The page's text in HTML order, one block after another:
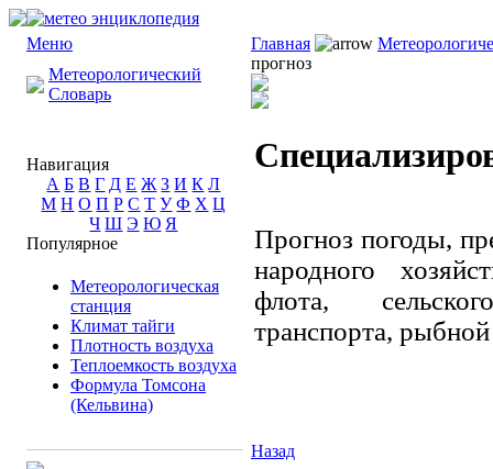
Меню
Метеорологический
Словарь
Навигация
А Б В Г Д Е Ж З И К Л
М Н О П Р С Т У Ф Х Ц
Ч Ш Э Ю Я
Популярное
Метеорологическая
станция
Климат тайги
Плотность воздуха
Теплоемкость воздуха
Формула Томсона
(Кельвина)
Главная
прогноз
Прогноз погоды,
народного
флота,
транспорта,
Назад